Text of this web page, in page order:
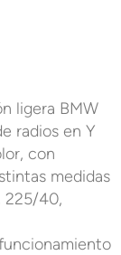
ligera BMW
radios en Y
con
medidas
225/40,